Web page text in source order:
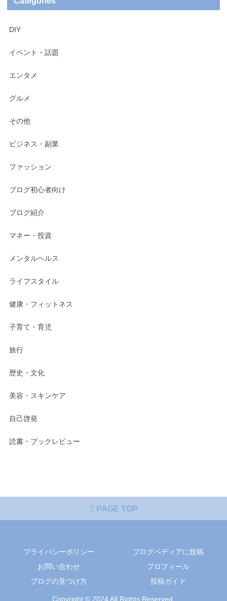
DIY
イベント・話題
エンタメ
グルメ
その他
ビジネス・副業
ファッション
ブログ初心者向け
ブログ紹介
マネー・投資
メンタルヘルス
ライフスタイル
健康・フィットネス
子育て・育児
旅行
歴史・文化
美容・スキンケア
自己啓発
読書・ブックレビュー
PAGE TOP
プライバシーポリシー
ブログペディアに投稿
お問い合わせ
プロフィール
ブログの見つけ方
投稿ガイド
Copyright © 2024 All Rights Reserved.